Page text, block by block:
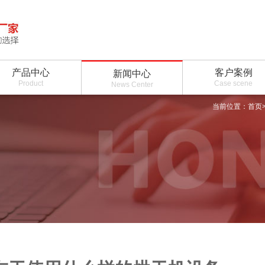
产品中心
Product
新闻中心
News Center
客户案例
Case scene
当前位置： 首页